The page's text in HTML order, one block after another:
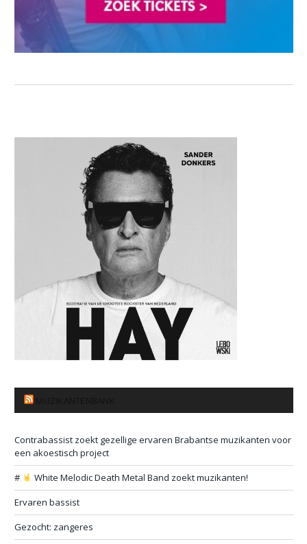
Contrabassist zoekt gezellige ervaren Brabantse muzikanten voor
een akoestisch project
#
White Melodic Death Metal Band zoekt muzikanten!
Ervaren bassist
Gezocht: zangeres